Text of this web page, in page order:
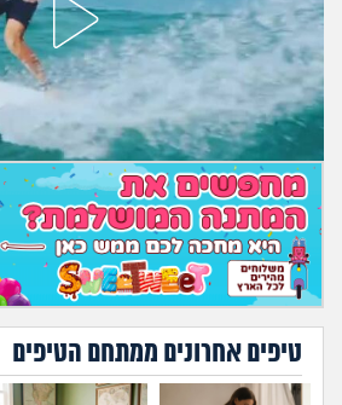
טיפים אחרונים ממתחם הטיפים